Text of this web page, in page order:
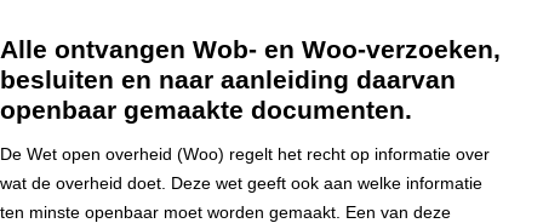
Alle ontvangen Wob- en Woo-verzoeken,
besluiten en naar aanleiding daarvan
openbaar gemaakte documenten.
De Wet open overheid (Woo) regelt het recht op informatie over
wat de overheid doet. Deze wet geeft ook aan welke informatie
ten minste openbaar moet worden gemaakt. Een van deze